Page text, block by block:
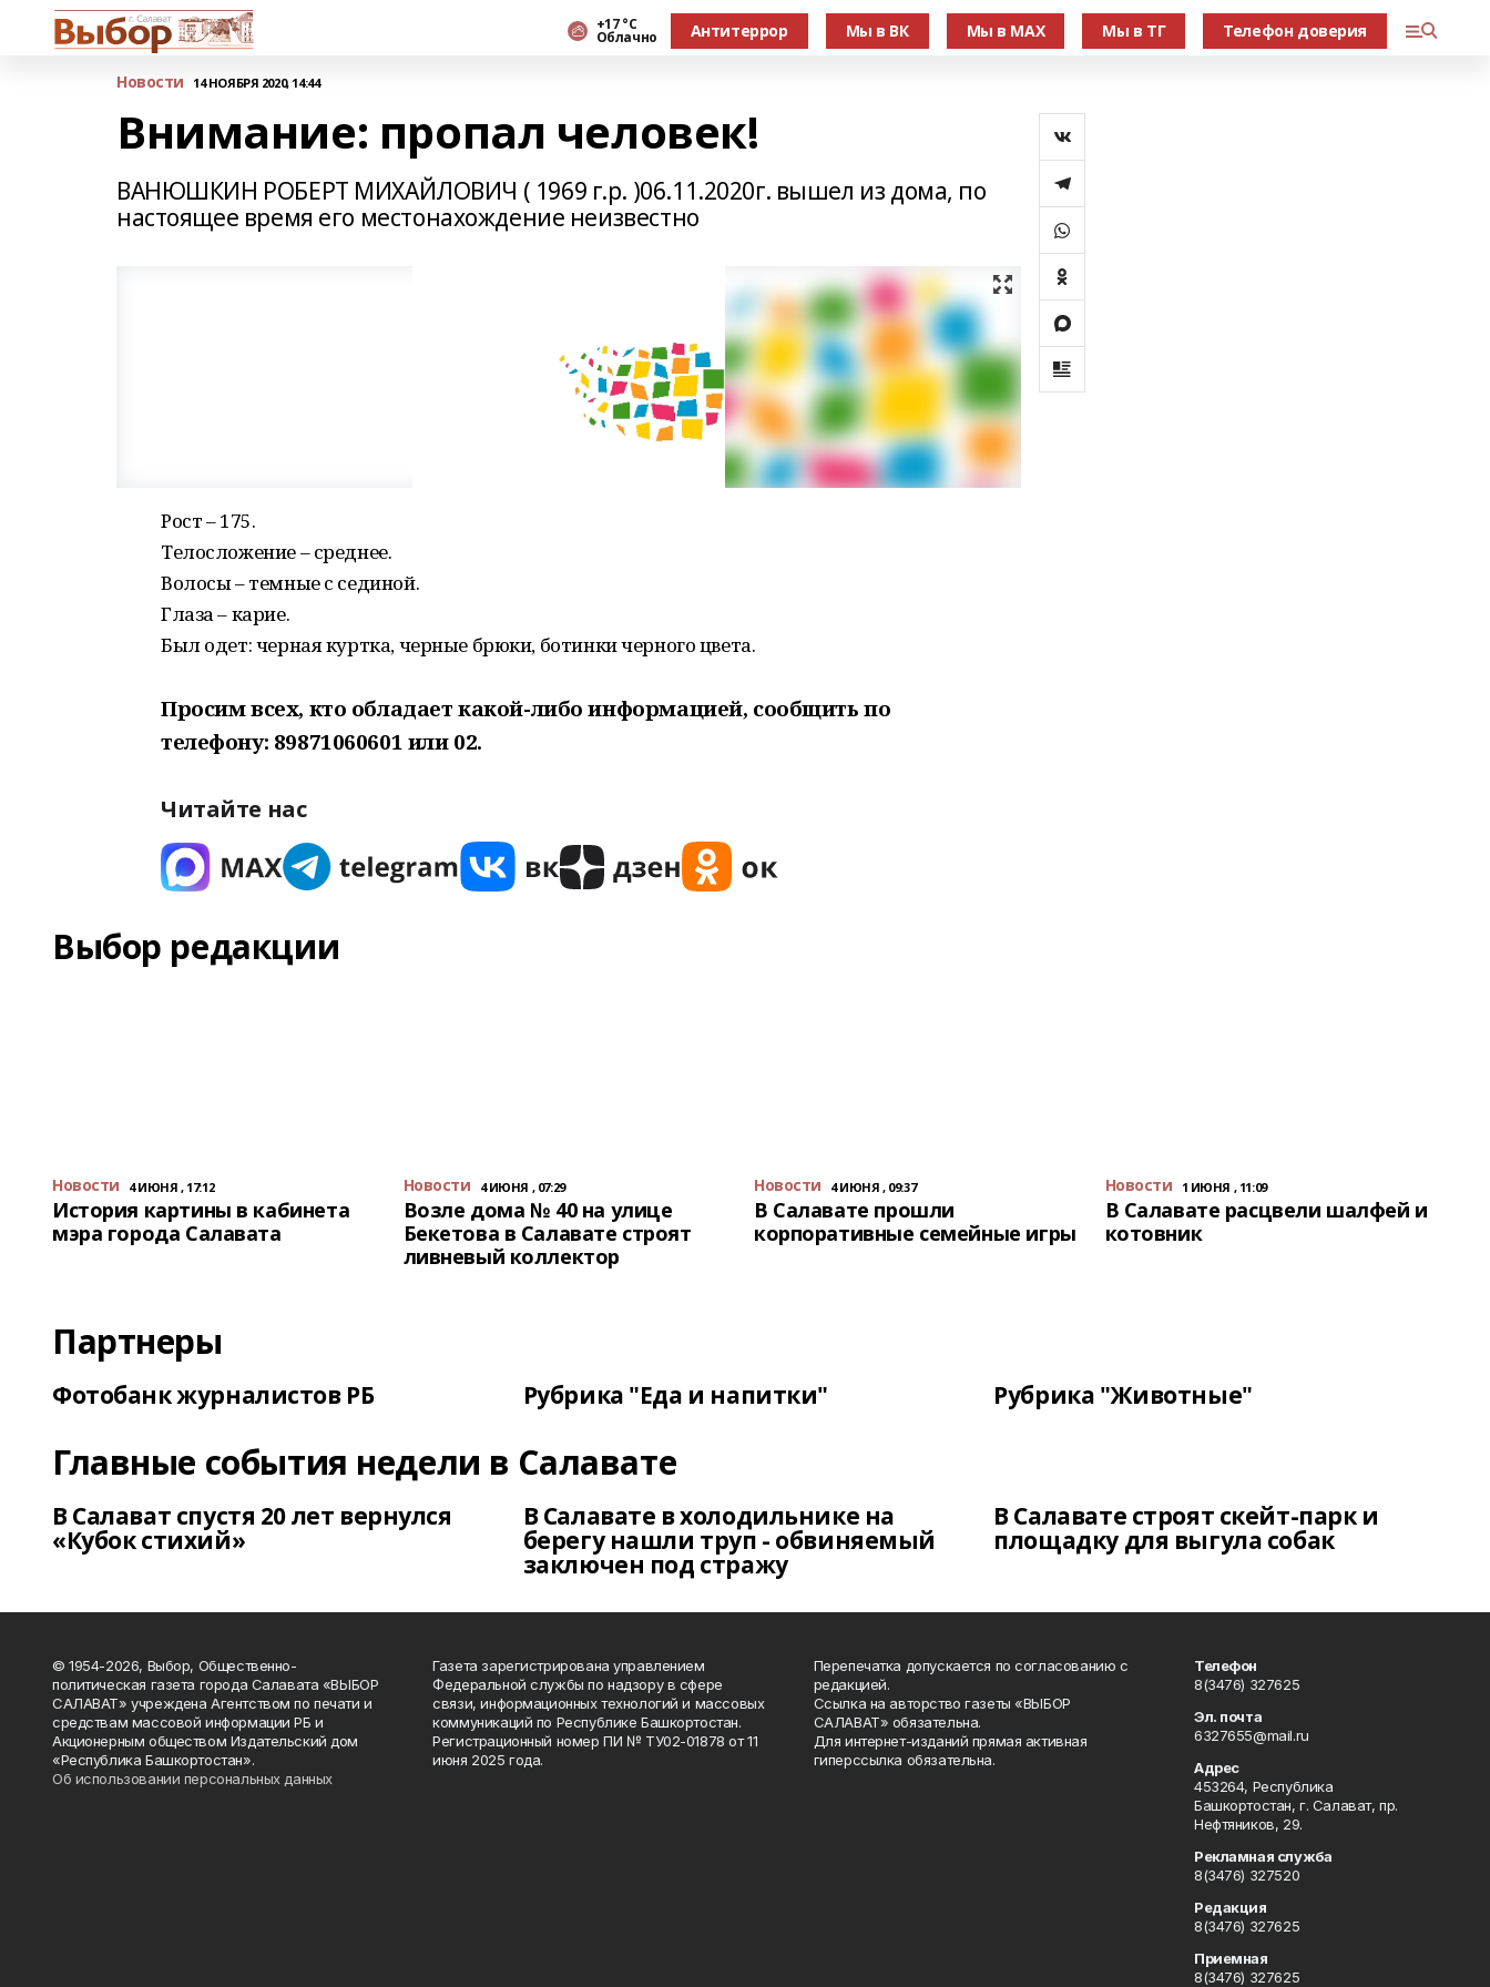
+17 °С
Облачно Антитеррор Мы в ВК Мы в МАХ Мы в ТГ Телефон доверия
Новости 14 НОЯБРЯ 2020, 14:44
Внимание: пропал человек!
ВАНЮШКИН РОБЕРТ МИХАЙЛОВИЧ ( 1969 г.р. )06.11.2020г. вышел из дома, по
настоящее время его местонахождение неизвестно
Рост – 175.
Телосложение – среднее.
Волосы – темные с сединой.
Глаза – карие.
Был одет: черная куртка, черные брюки, ботинки черного цвета.
Просим всех, кто обладает какой-либо информацией, сообщить по
телефону: 89871060601 или 02.
Читайте нас
Выбор редакции
Новости 4 ИЮНЯ , 17:12
История картины в кабинета
мэра города Салавата
Новости 4 ИЮНЯ , 07:29
Возле дома № 40 на улице
Бекетова в Салавате строят
ливневый коллектор
Новости 4 ИЮНЯ , 09:37
В Салавате прошли
корпоративные семейные игры
Новости 1 ИЮНЯ , 11:09
В Салавате расцвели шалфей и
котовник
Партнеры
Фотобанк журналистов РБ Рубрика "Еда и напитки" Рубрика "Животные"
Главные события недели в Салавате
В Салават спустя 20 лет вернулся
«Кубок стихий»
В Салавате в холодильнике на
берегу нашли труп - обвиняемый
заключен под стражу
В Салавате строят скейт-парк и
площадку для выгула собак
© 1954-2026, Выбор, Общественно-
политическая газета города Салавата «ВЫБОР
САЛАВАТ» учреждена Агентством по печати и
средствам массовой информации РБ и
Акционерным обществом Издательский дом
«Республика Башкортостан».
Об использовании персональных данных
Газета зарегистрирована управлением
Федеральной службы по надзору в сфере
связи, информационных технологий и массовых
коммуникаций по Республике Башкортостан.
Регистрационный номер ПИ № ТУ02-01878 от 11
июня 2025 года.
Перепечатка допускается по согласованию с
редакцией.
Ссылка на авторство газеты «ВЫБОР
САЛАВАТ» обязательна.
Для интернет-изданий прямая активная
гиперссылка обязательна.
Телефон
8(3476) 327625
Эл. почта
6327655@mail.ru
Адрес
453264, Республика
Башкортостан, г. Салават, пр.
Нефтяников, 29.
Рекламная служба
8(3476) 327520
Редакция
8(3476) 327625
Приемная
8(3476) 327625